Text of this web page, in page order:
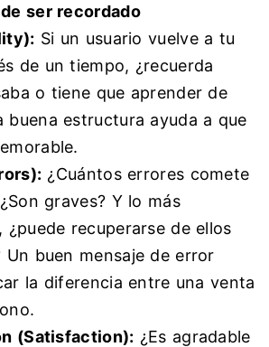
ser recordado
Si un usuario vuelve a tu
de un tiempo, ¿recuerda
o tiene que aprender de
buena estructura ayuda a que
¿Cuántos errores comete
graves? Y lo más
recuperarse de ellos
Un buen mensaje de error
la diferencia entre una venta
(Satisfaction): ¿Es agradable